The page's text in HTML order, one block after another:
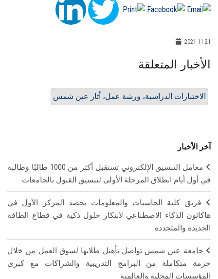
2021-11-21
الأخبار المتعلقة
الاختبارات الدراسية، ورشة عمل، أثار عين شمس
آخر الأخبار
معامل التنسيق الإلكتروني تستقبل أكثر من 1000 طالبًا وطالبة
في أول أيام انطلاق المرحلة الأولى لتنسيق القبول بالجامعات
فريق كلية الحاسبات والمعلومات يحصد المركز الأول في
هاكاثون الذكاء الاصطناعي لابتكار حلول ذكية في قطاع الطاقة
الجديدة والمتجددة
جامعة عين شمس تواصل تأهيل طلابها لسوق العمل من خلال
حزمة متكاملة من البرامج التدريبية والشراكات مع كبرى
المؤسسات المحلية والعالمية